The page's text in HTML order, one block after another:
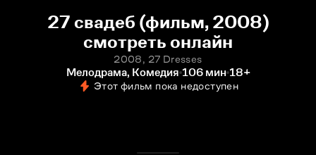
27 свадеб (фильм, 2008)
смотреть онлайн
2008, 27 Dresses
Мелодрама, Комедия 106 мин 18+
Этот фильм пока недоступен